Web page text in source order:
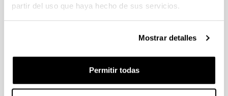
partir del uso que haya hecho de sus servicios.
Mostrar detalles
Permitir todas
de
n/empresa:
Cargo: